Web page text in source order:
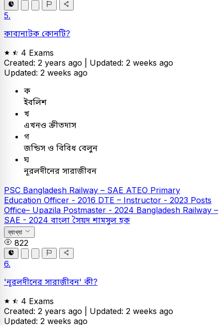
5.
কাব্যনাটক কোনটি?
4 Exams
Created: 2 years ago | Updated: 2 weeks ago
Updated: 2 weeks ago
ক
ইবলিশ
খ
এখনও ক্রীতদাস
গ
জন্ডিস ও বিবিধ বেলুন
ঘ
নূরলদীনের সারাজীবন
PSC Bangladesh Railway – SAE ATEO Primary
Education Officer - 2016 DTE – Instructor - 2023 Posts
Office– Upazila Postmaster - 2024 Bangladesh Railway –
SAE - 2024 বাংলাসৈয়দ শামসুল হক
ব্যাখ্যা
822
6.
'নূরলদীনের সারাজীবন' কী?
4 Exams
Created: 2 years ago | Updated: 2 weeks ago
Updated: 2 weeks ago